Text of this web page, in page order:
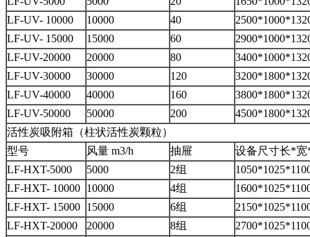
LF-UV- 10000
10000 40
LF-UV- 15000
15000 60
LF-UV-20000
20000 80
LF-UV-30000
30000 120
LF-UV-40000
40000 160
LF-UV-50000
50000 200
活性炭吸附箱（柱状活性炭颗粒）
型号
风量 m3/h 抽屉
设备尺寸长*
LF-HXT-5000
5000 2组
LF-HXT- 10000 10000 4组
LF-HXT- 15000 15000 6组
LF-HXT-20000
20000 8组